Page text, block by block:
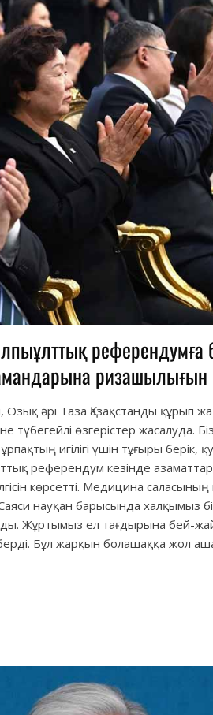
референдумға
ризашылығын
Озық әрі Таза Қазақстанды құрып
өзгерістер жасалуда.
игілігі үшін тұғыры берік,
референдум кезінде
көрсетті. Медицина
науқан барысында халқымыз
Жұртымыз ел тағдырына бей-
Бұл жарқын болашаққа жол